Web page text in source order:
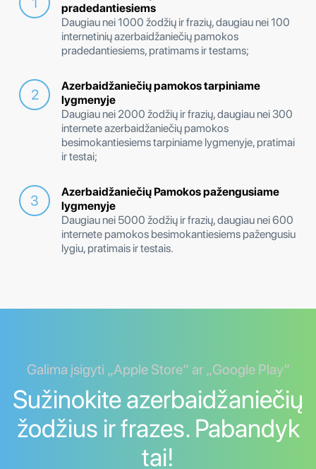
pradedantiesiems
Daugiau nei 1000 žodžių ir frazių, daugiau nei 100
internetinių azerbaidžaniečių pamokos
pradedantiesiems, pratimams ir testams;
Azerbaidžaniečių pamokos tarpiniame
lygmenyje
Daugiau nei 2000 žodžių ir frazių, daugiau nei 300
internete azerbaidžaniečių pamokos
besimokantiesiems tarpiniame lygmenyje, pratimai
ir testai;
Azerbaidžaniečių Pamokos pažengusiame
lygmenyje
Daugiau nei 5000 žodžių ir frazių, daugiau nei 600
internete pamokos besimokantiesiems pažengusiu
lygiu, pratimais ir testais.
Galima įsigyti „Apple Store“ ar „Google Play“
Sužinokite azerbaidžaniečių
žodžius ir frazes. Pabandyk
tai!